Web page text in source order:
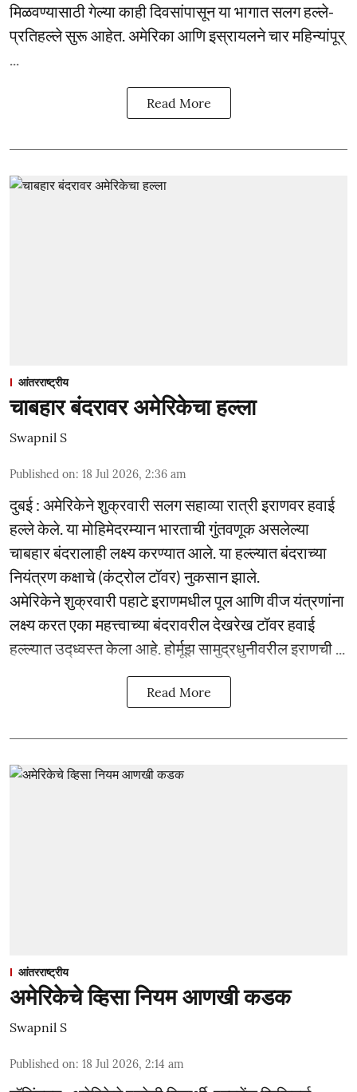
मिळवण्यासाठी गेल्या काही दिवसांपासून या भागात सलग हल्ले-
प्रतिहल्ले सुरू आहेत. अमेरिका आणि इस्रायलने चार महिन्यांपूर्
Read More
आंतरराष्ट्रीय
चाबहार बंदरावर अमेरिकेचा हल्ला
Swapnil S
Published on: 18 Jul 2026, 2:36 am
दुबई : अमेरिकेने शुक्रवारी सलग सहाव्या रात्री इराणवर हवाई
हल्ले केले. या मोहिमेदरम्यान भारताची गुंतवणूक असलेल्या
चाबहार बंदरालाही लक्ष्य करण्यात आले. या हल्ल्यात बंदराच्या
नियंत्रण कक्षाचे (कंट्रोल टॉवर) नुकसान झाले.
अमेरिकेने शुक्रवारी पहाटे इराणमधील पूल आणि वीज यंत्रणांना
लक्ष्य करत एका महत्त्वाच्या बंदरावरील देखरेख टॉवर हवाई
हल्ल्यात उद्ध्वस्त केला आहे. होर्मूझ सामुद्रधुनीवरील इराणची ...
Read More
आंतरराष्ट्रीय
अमेरिकेचे व्हिसा नियम आणखी कडक
Swapnil S
Published on: 18 Jul 2026, 2:14 am